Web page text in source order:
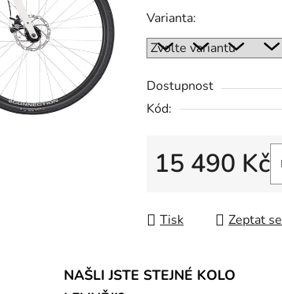
Varianta:
Dostupnost
Kód:
15 490 Kč
Tisk Zeptat se
NAŠLI JSTE STEJNÉ KOLO